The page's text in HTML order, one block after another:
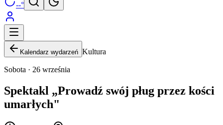
--°
Kalendarz wydarzeń Kultura
Sobota · 26 września
Spektakl „Prowadź swój pług przez kości
umarłych"